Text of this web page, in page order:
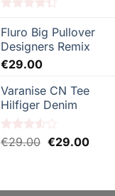
sur 5
Fluro Big Pullover
Designers Remix
€29.00
Varanise CN Tee
Hilfiger Denim
Note
€29.00 Le
€29.00Le